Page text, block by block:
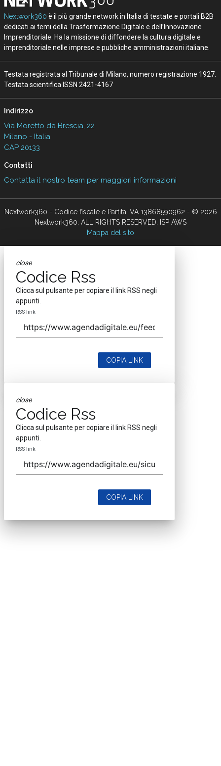
Nextwork360 è il più grande network in Italia di testate e portali B2B
dedicati ai temi della Trasformazione Digitale e dell’Innovazione
Imprenditoriale. Ha la missione di diffondere la cultura digitale e
imprenditoriale nelle imprese e pubbliche amministrazioni italiane.
Testata registrata al Tribunale di Milano, numero registrazione 1927.
Testata scientifica ISSN 2421-4167
Indirizzo
Via Moretto da Brescia, 22
Milano - Italia
CAP 20133
Contatti
Contatta il nostro team per maggiori informazioni
Nextwork360 - Codice fiscale e Partita IVA 13868590962 - © 2026
Nextwork360. ALL RIGHTS RESERVED. ISP AWS
Mappa del sito
close
Codice Rss
Clicca sul pulsante per copiare il link RSS negli
appunti.
RSS link
COPIA LINK
close
Codice Rss
Clicca sul pulsante per copiare il link RSS negli
appunti.
RSS link
COPIA LINK